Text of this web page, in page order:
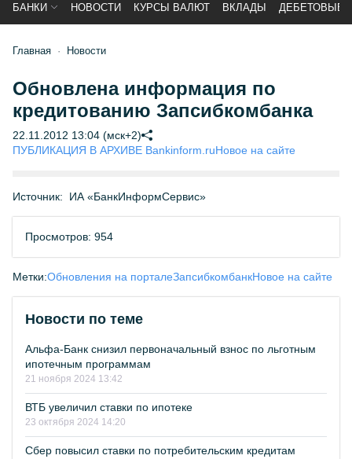
БАНКИ НОВОСТИ КУРСЫ ВАЛЮТ ВКЛАДЫ ДЕБЕТОВЫЕ
Главная Новости
Обновлена информация по
кредитованию Запсибкомбанка
22.11.2012 13:04 (мск+2)
ПУБЛИКАЦИЯ В АРХИВЕ Bankinform.ruНовое на сайте
Источник: ИА «БанкИнформСервис»
Просмотров: 954
Метки:Обновления на порталеЗапсибкомбанкНовое на сайте
Новости по теме
Альфа-Банк снизил первоначальный взнос по льготным
ипотечным программам
21 ноября 2024 13:42
ВТБ увеличил ставки по ипотеке
23 октября 2024 14:20
Сбер повысил ставки по потребительским кредитам